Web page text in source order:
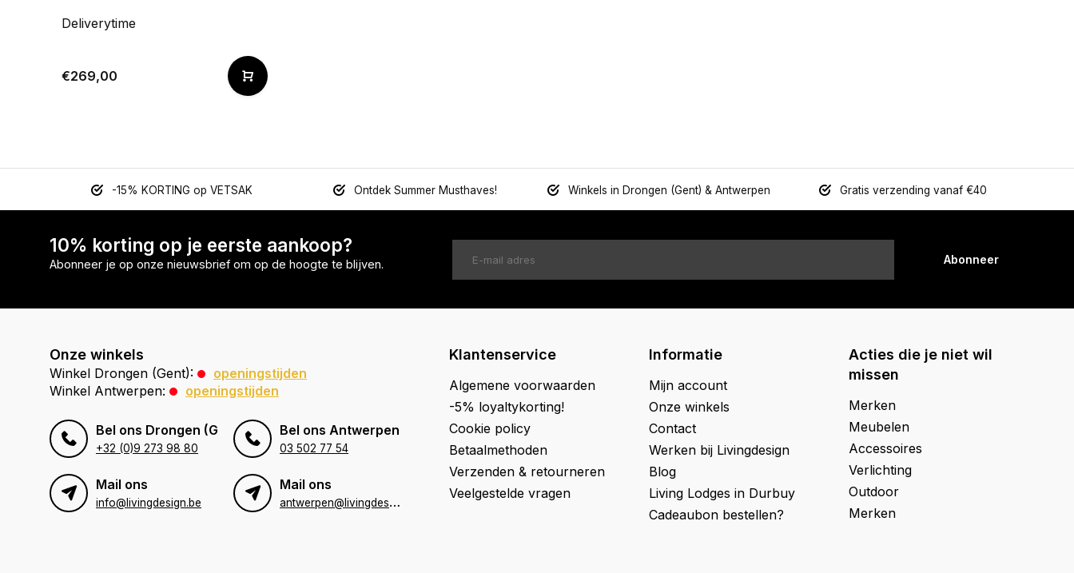
Deliverytime
€269,00
-15% KORTING op VETSAK Ontdek Summer Musthaves! Winkels in Drongen (Gent) & Antwerpen Gratis verzending vanaf €40
10% korting op je eerste aankoop?
Abonneer je op onze nieuwsbrief om op de hoogte te blijven. Abonneer
Onze winkels
Winkel Drongen (Gent):
openingstijden
Winkel Antwerpen:
openingstijden
Bel ons Drongen (Gent)
+32 (0)9 273 98 80
Bel ons Antwerpen
03 502 77 54
Mail ons
info@livingdesign.be
Mail ons
a
ntwerpen@livingdesign.be
Klantenservice
Algemene voorwaarden
-5% loyaltykorting!
Cookie policy
Betaalmethoden
Verzenden & retourneren
Veelgestelde vragen
Informatie
Mijn account
Onze winkels
Contact
Werken bij Livingdesign
Blog
Living Lodges in Durbuy
Cadeaubon bestellen?
Acties die je niet wil
missen
Merken
Meubelen
Accessoires
Verlichting
Outdoor
Merken